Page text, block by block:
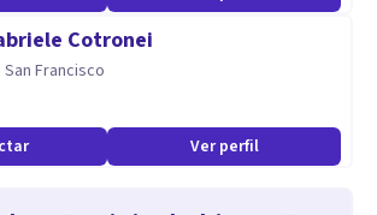
Cotronei
San Francisco
Ver perfil